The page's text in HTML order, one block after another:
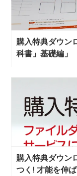
購入特典ダウン
科書」基礎編」
購入特典ダウン
つく! 才能を伸